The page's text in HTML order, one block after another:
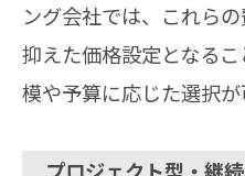
ング会社では、これら
抑えた価格設定となるこ
模や予算に応じた選択